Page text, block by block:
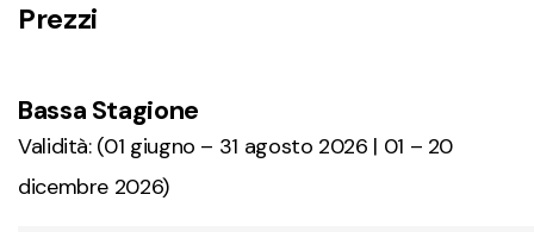
Prezzi
Bassa Stagione
Validità: (01 giugno – 31 agosto 2026 | 01 – 20
dicembre 2026)